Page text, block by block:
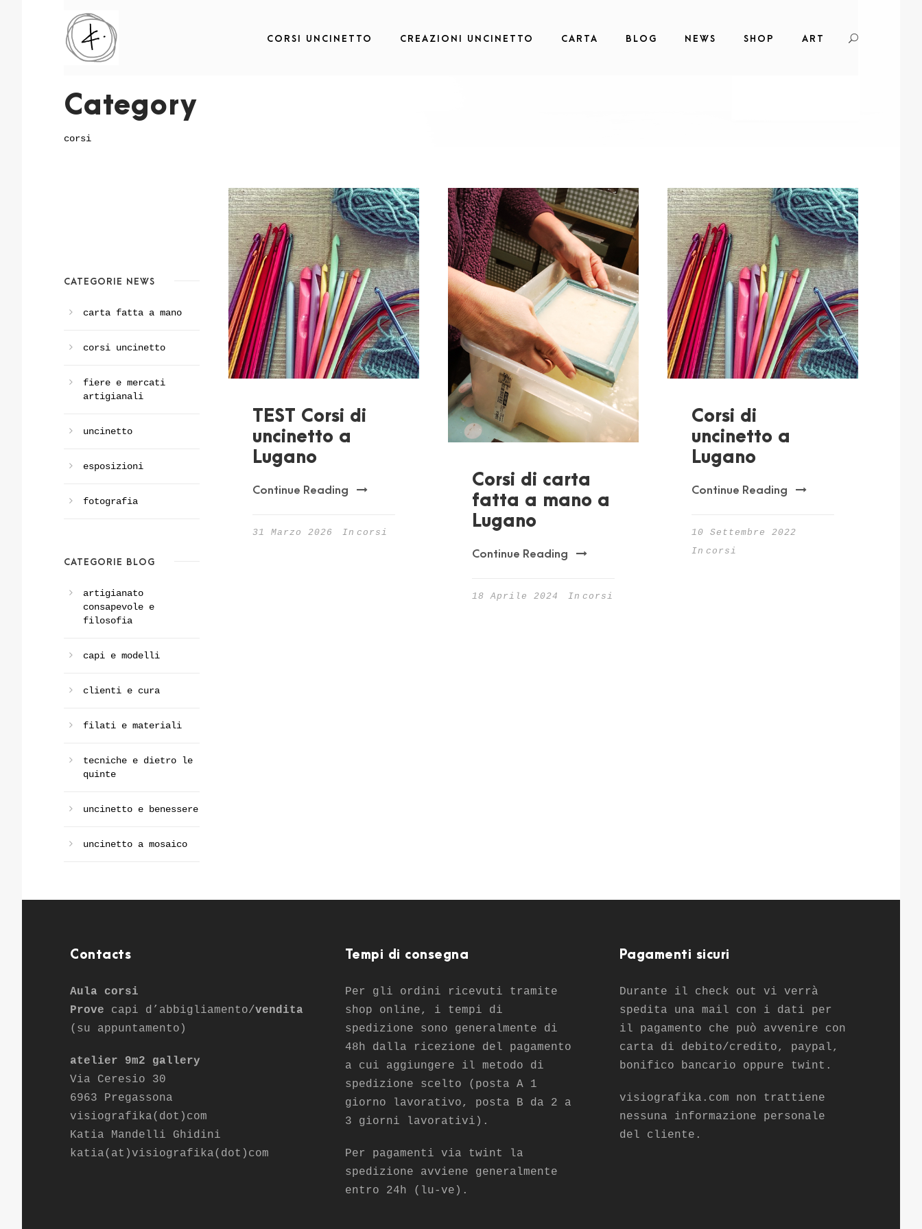
CORSI UNCINETTO CREAZIONI UNCINETTO CARTA BLOG NEWS SHOP ART
Category
corsi
TEST Corsi di
uncinetto a
Lugano
Continue Reading
31 Marzo 2026 In corsi
Corsi di carta
fatta a mano a
Lugano
Continue Reading
18 Aprile 2024 In corsi
Corsi di
uncinetto a
Lugano
Continue Reading
10 Settembre 2022
In corsi
CATEGORIE NEWS
carta fatta a mano
corsi uncinetto
fiere e mercati
artigianali
uncinetto
esposizioni
fotografia
CATEGORIE BLOG
artigianato
consapevole e
filosofia
capi e modelli
clienti e cura
filati e materiali
tecniche e dietro le
quinte
uncinetto e benessere
uncinetto a mosaico
Contacts
Aula corsi
Prove capi d’abbigliamento/vendita
(su appuntamento)
atelier 9m2 gallery
Via Ceresio 30
6963 Pregassona
visiografika(dot)com
Katia Mandelli Ghidini
katia(at)visiografika(dot)com
Tempi di consegna
Per gli ordini ricevuti tramite
shop online, i tempi di
spedizione sono generalmente di
48h dalla ricezione del pagamento
a cui aggiungere il metodo di
spedizione scelto (posta A 1
giorno lavorativo, posta B da 2 a
3 giorni lavorativi).
Per pagamenti via twint la
spedizione avviene generalmente
entro 24h (lu-ve).
Pagamenti sicuri
Durante il check out vi verrà
spedita una mail con i dati per
il pagamento che può avvenire con
carta di debito/credito, paypal,
bonifico bancario oppure twint.
visiografika.com non trattiene
nessuna informazione personale
del cliente.